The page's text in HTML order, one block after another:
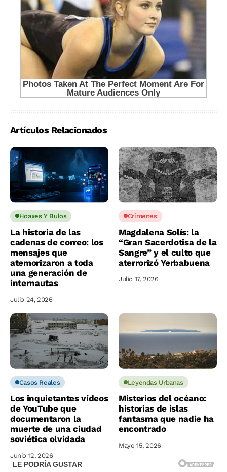
Artículos Relacionados
Hoaxes Y Bulos
La historia de las
cadenas de correo: los
mensajes que
atemorizaron a toda
una generación de
internautas
Julio 24, 2026
Crímenes
Magdalena Solís: la
“Gran Sacerdotisa de la
Sangre” y el culto que
aterrorizó Yerbabuena
Julio 17, 2026
Casos Reales
Los inquietantes vídeos
de YouTube que
documentaron la
muerte de una ciudad
soviética olvidada
Junio 12, 2026
Leyendas Urbanas
Misterios del océano:
historias de islas
fantasma que nadie ha
encontrado
Mayo 15, 2026